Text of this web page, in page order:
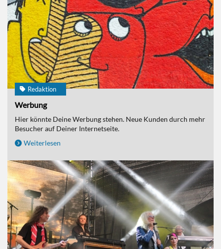
Redaktion
Werbung
Hier könnte Deine Werbung stehen. Neue Kunden durch mehr
Besucher auf Deiner Internetseite.
Weiterlesen